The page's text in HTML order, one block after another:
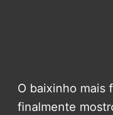
O baixinho mais
finalmente